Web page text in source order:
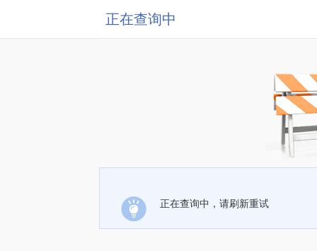
正在查询中
正在查询中，请刷新重试